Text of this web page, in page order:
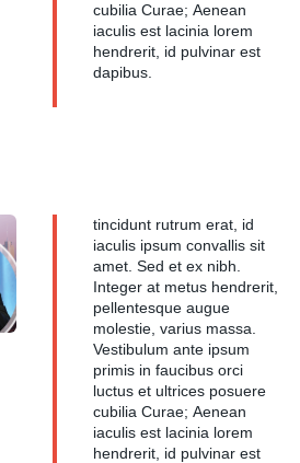
cubilia Curae; Aenean
iaculis est lacinia lorem
hendrerit, id pulvinar est
dapibus.
tincidunt rutrum erat, id
iaculis ipsum convallis sit
amet. Sed et ex nibh.
Integer at metus hendrerit,
pellentesque augue
molestie, varius massa.
Vestibulum ante ipsum
primis in faucibus orci
luctus et ultrices posuere
cubilia Curae; Aenean
iaculis est lacinia lorem
hendrerit, id pulvinar est